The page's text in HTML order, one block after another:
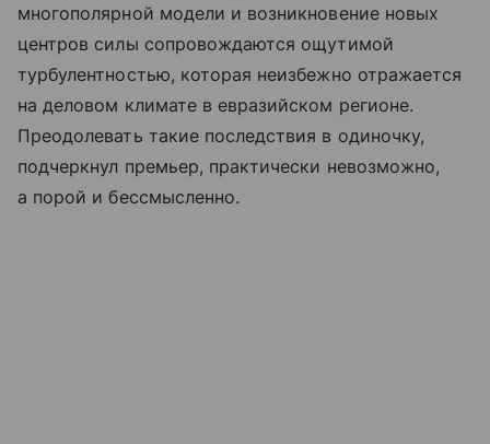
многополярной модели и возникновение новых
центров силы сопровождаются ощутимой
турбулентностью, которая неизбежно отражается
на деловом климате в евразийском регионе.
Преодолевать такие последствия в одиночку,
подчеркнул премьер, практически невозможно,
а порой и бессмысленно.